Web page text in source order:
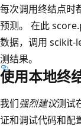
每次调用终结点时
预测。 在此
数据，调用 scikit-
测结果。
使用本地终
我们强烈建议测试
证和调试代码和配